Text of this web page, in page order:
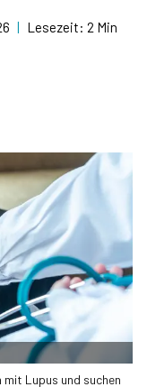
| Lesezeit: 2 Min
mit Lupus und suchen